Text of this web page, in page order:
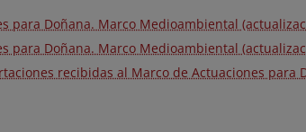
para Doñana. Marco Medioambiental
para Doñana. Marco Medioambiental
recibidas al Marco de Actuaciones para